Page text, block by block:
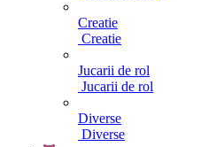
Creatie
Creatie
Jucarii de rol
Jucarii de rol
Diverse
Diverse